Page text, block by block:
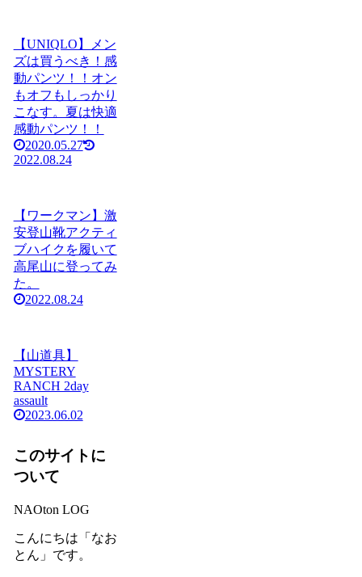
【UNIQLO】メン
ズは買うべき！感
動パンツ！！オン
もオフもしっかり
こなす。夏は快適
感動パンツ！！
2020.05.27
2022.08.24
【ワークマン】激
安登山靴アクティ
ブハイクを履いて
高尾山に登ってみ
た。
2022.08.24
【山道具】
MYSTERY
RANCH 2day
assault
2023.06.02
このサイトに
ついて
NAOton LOG
こんにちは「なお
とん」です。